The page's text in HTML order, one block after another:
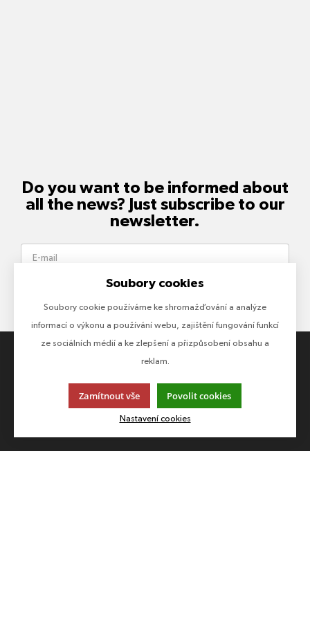
Do you want to be informed about
all the news? Just subscribe to our
newsletter.
Send
ALL ABOUT SHOPPING
TERMS AND CONDITIONS
ABOUT COMPANY
ABOUT US
CONTACTS
Soubory cookies
Soubory cookie používáme ke shromažďování a analýze
informací o výkonu a používání webu, zajištění fungování funkcí
ze sociálních médií a ke zlepšení a přizpůsobení obsahu a
reklam.
Zamítnout vše Povolit cookies
Nastavení cookies